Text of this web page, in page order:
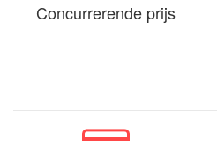
Concurrerende prijs